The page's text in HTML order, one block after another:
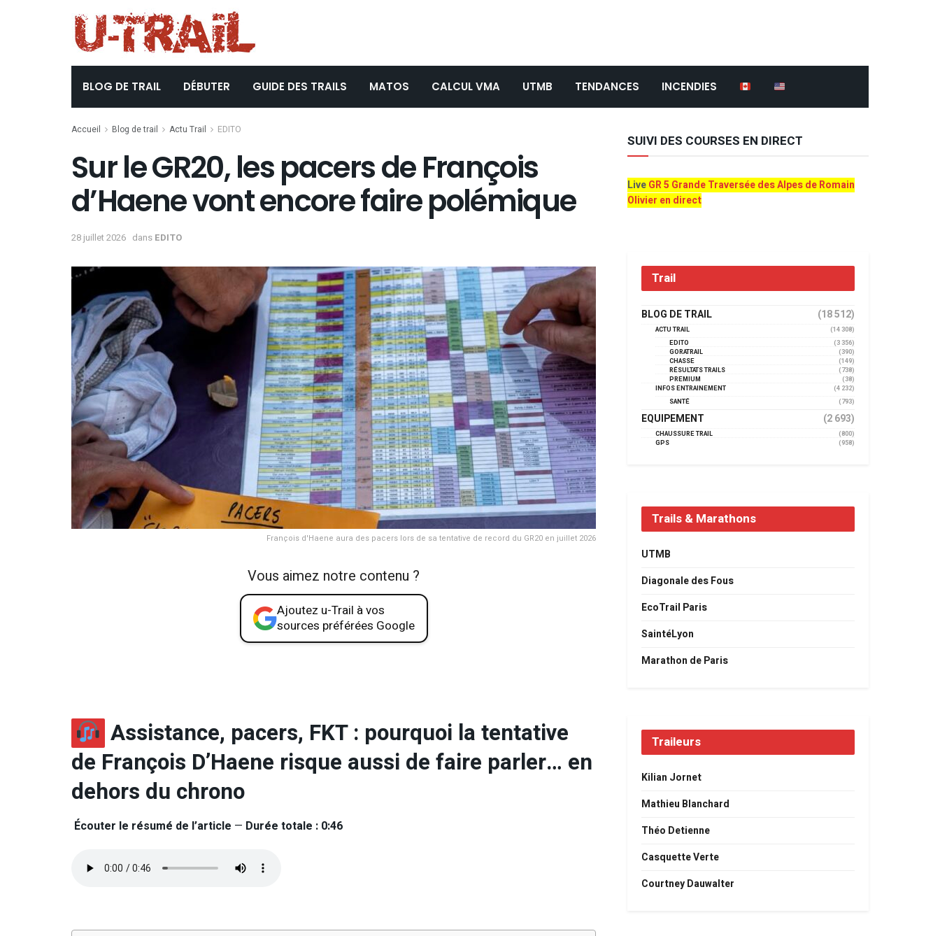
BLOG DE TRAIL DÉBUTER GUIDE DES TRAILS MATOS CALCUL VMA UTMB TENDANCES INCENDIES
Accueil Blog de trail Actu Trail EDITO
Sur le GR20, les pacers de François
d’Haene vont encore faire polémique
28 juillet 2026 dans EDITO
François d'Haene aura des pacers lors de sa tentative de record du GR20 en juillet 2026
Vous aimez notre contenu ?
Ajoutez u-Trail à vos
sources préférées Google
Assistance, pacers, FKT : pourquoi la tentative
de François D’Haene risque aussi de faire parler… en
dehors du chrono
Écouter le résumé de l’article — Durée totale : 0:46
SUIVI DES COURSES EN DIRECT
LiveGR 5 Grande Traversée des Alpes de Romain
Olivier en direct
Trail
BLOG DE TRAIL (18 512)
ACTU TRAIL
(14 308)
EDITO
(3 356)
GORATRAIL
(390)
CHASSE
(149)
RÉSULTATS TRAILS
(738)
PREMIUM
(38)
INFOS ENTRAINEMENT
(4 232)
SANTÉ
(793)
EQUIPEMENT (2 693)
CHAUSSURE TRAIL
(800)
GPS
(958)
Trails & Marathons
UTMB
Diagonale des Fous
EcoTrail Paris
SaintéLyon
Marathon de Paris
Traileurs
Kilian Jornet
Mathieu Blanchard
Théo Detienne
Casquette Verte
Courtney Dauwalter